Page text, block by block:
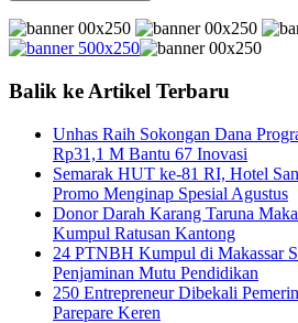
Balik ke Artikel Terbaru
Unhas Raih Sokongan Dana
Rp31,1 M Bantu 67 Inovasi
Semarak HUT ke-81 RI, Hotel
Promo Menginap Spesial Agustus
Donor Darah Karang Taruna
Kumpul Ratusan Kantong
24 PTNBH Kumpul di Makassar
Penjaminan Mutu Pendidikan
250 Entrepreneur Dibekali
Parepare Keren